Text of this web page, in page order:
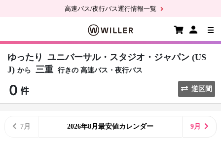
高速バス/夜行バス運行情報一覧
ゆったり ユニバーサル・スタジオ・ジャパン (US
J) から 三重 行きの 高速バス・夜行バス
逆区間
7月 2026年8月最安値カレンダー 9月